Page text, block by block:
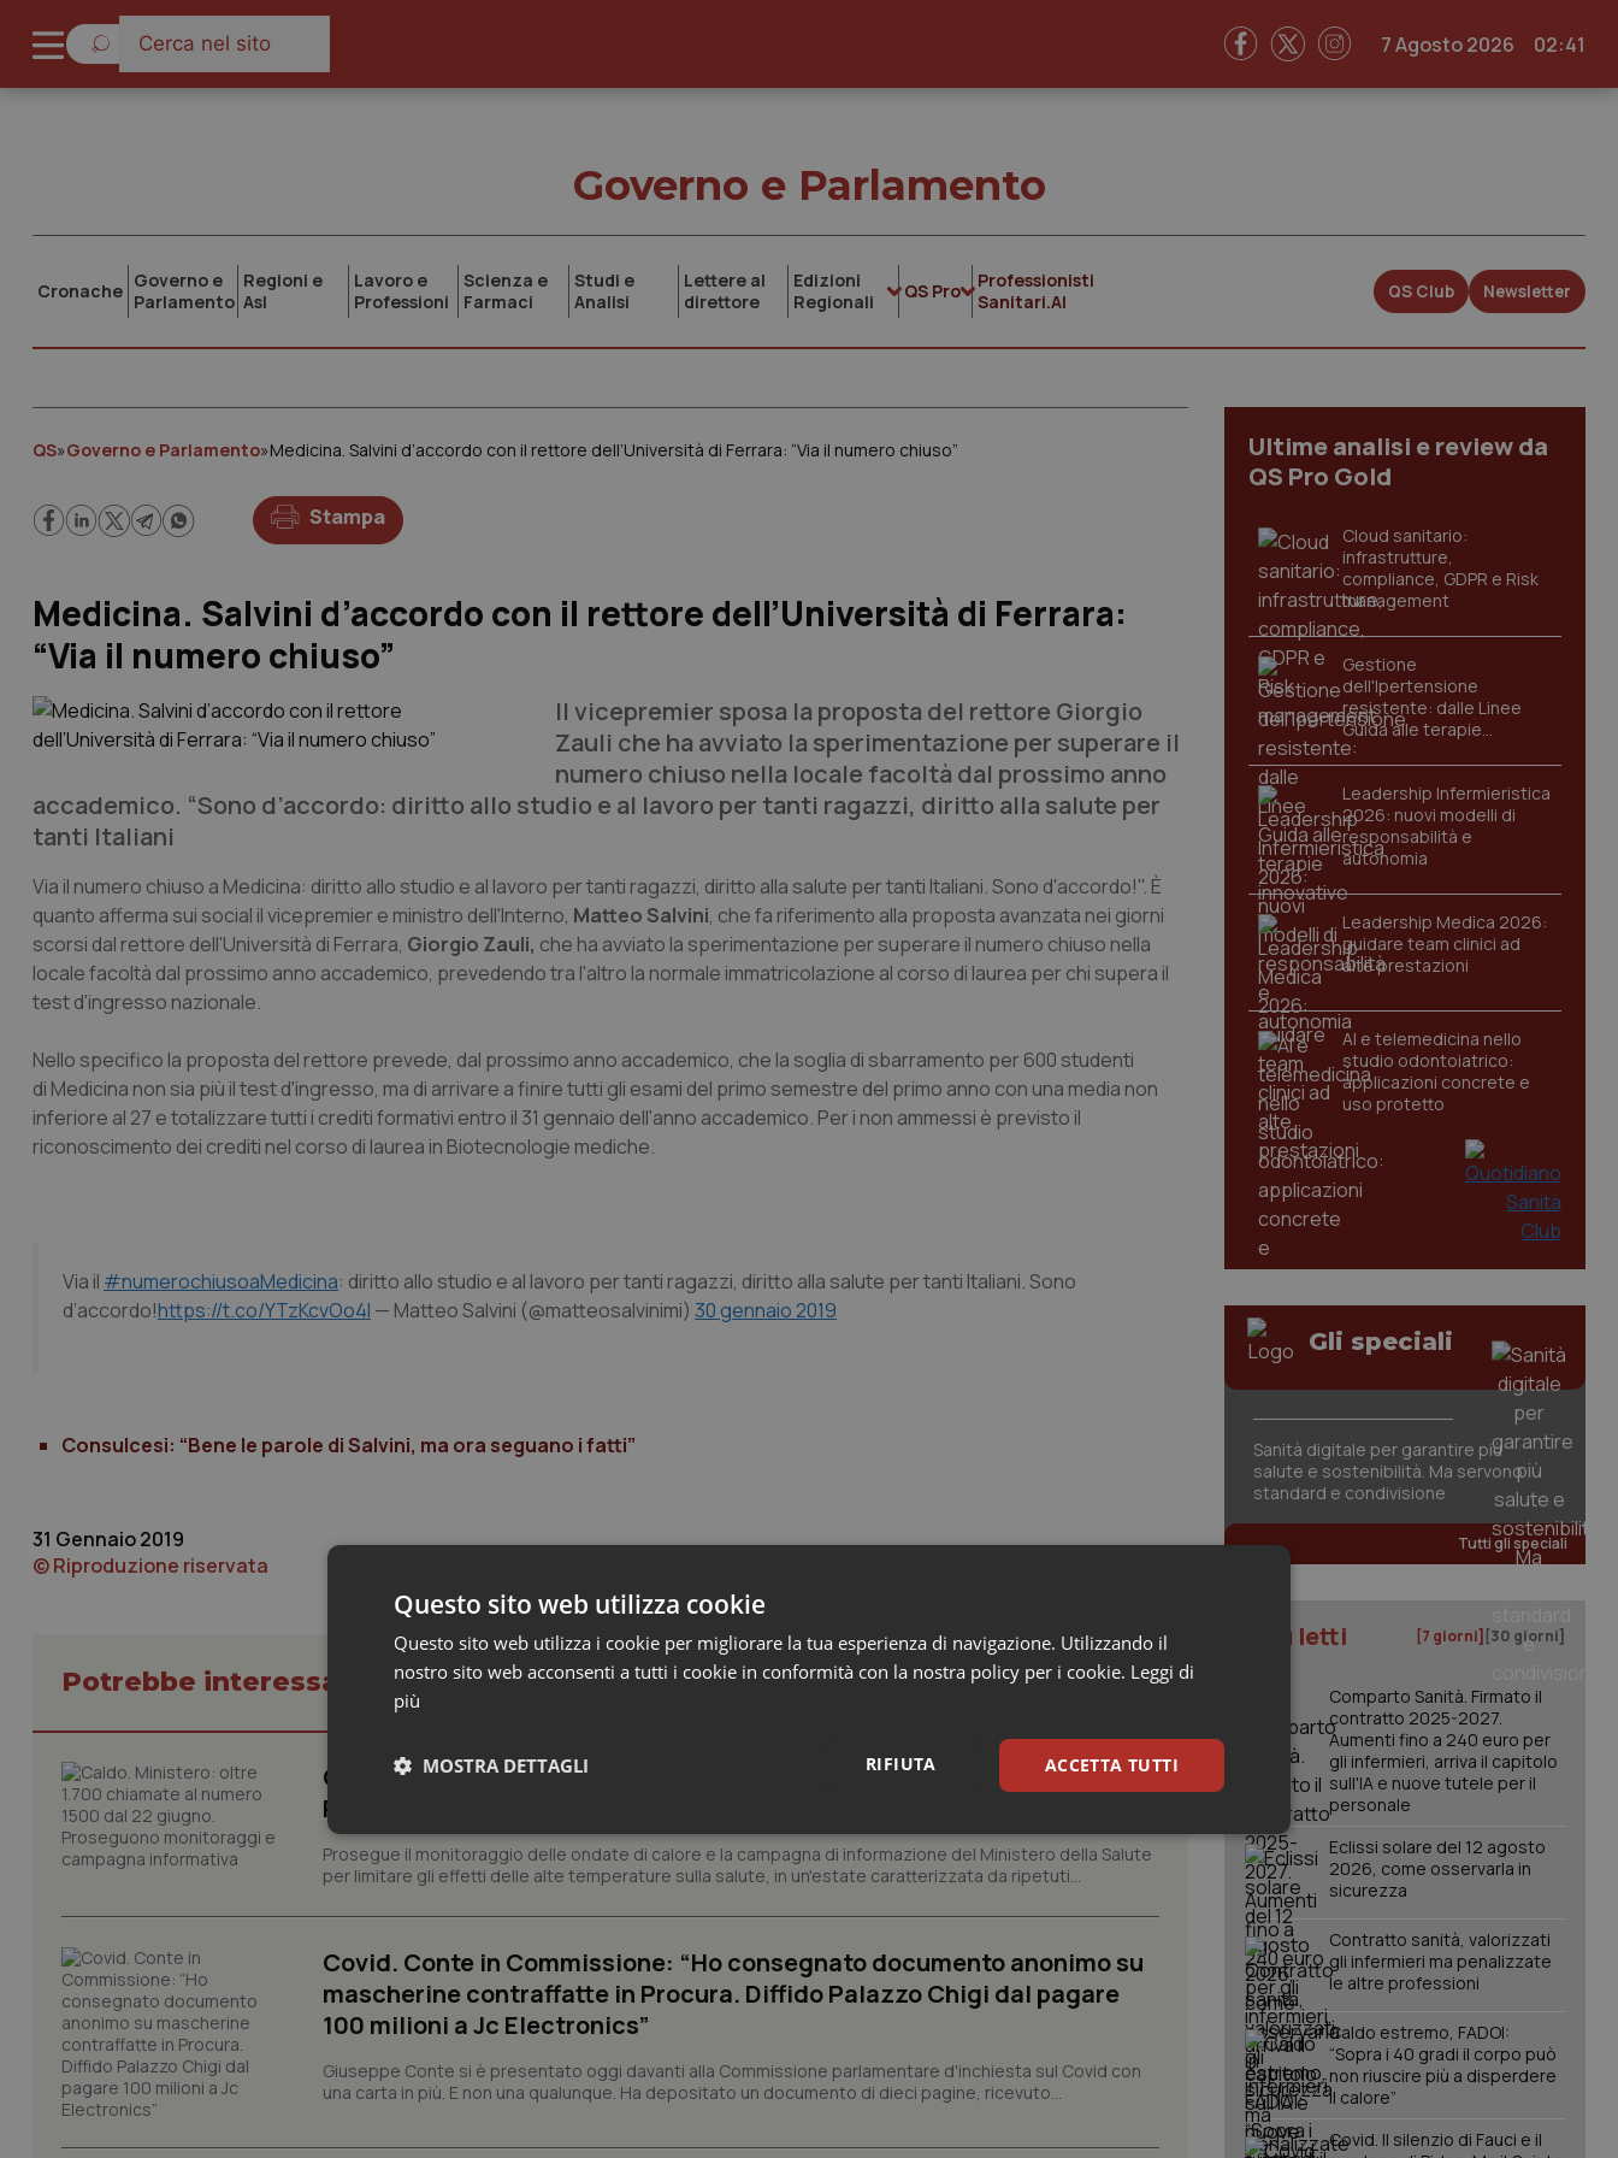
7 Agosto 2026 02:41
Governo e Parlamento
Cronache Governo e
Parlamento
Regioni e
Asl
Lavoro e
Professioni
Scienza e
Farmaci
Studi e
Analisi
Lettere al
direttore
Edizioni
Regionali
QS Pro
Professionisti
Sanitari.AI
QS Club Newsletter
QS»Governo e Parlamento»Medicina. Salvini d’accordo con il rettore dell’Università di Ferrara: “Via il numero chiuso”
Stampa
Medicina. Salvini d’accordo con il rettore dell’Università di Ferrara:
“Via il numero chiuso”
Il vicepremier sposa la proposta del rettore Giorgio
Zauli che ha avviato la sperimentazione per superare il
numero chiuso nella locale facoltà dal prossimo anno
accademico. “Sono d’accordo: diritto allo studio e al lavoro per tanti ragazzi, diritto alla salute per
tanti Italiani
Via il numero chiuso a Medicina: diritto allo studio e al lavoro per tanti ragazzi, diritto alla salute per tanti Italiani. Sono d'accordo!". È
quanto afferma sui social il vicepremier e ministro dell'Interno, Matteo Salvini, che fa riferimento alla proposta avanzata nei giorni
scorsi dal rettore dell'Università di Ferrara, Giorgio Zauli, che ha avviato la sperimentazione per superare il numero chiuso nella
locale facoltà dal prossimo anno accademico, prevedendo tra l'altro la normale immatricolazione al corso di laurea per chi supera il
test d'ingresso nazionale.
Nello specifico la proposta del rettore prevede, dal prossimo anno accademico, che la soglia di sbarramento per 600 studenti
di Medicina non sia più il test d'ingresso, ma di arrivare a finire tutti gli esami del primo semestre del primo anno con una media non
inferiore al 27 e totalizzare tutti i crediti formativi entro il 31 gennaio dell'anno accademico. Per i non ammessi è previsto il
riconoscimento dei crediti nel corso di laurea in Biotecnologie mediche.
Via il #numerochiusoaMedicina: diritto allo studio e al lavoro per tanti ragazzi, diritto alla salute per tanti Italiani. Sono
d’accordo!https://t.co/YTzKcvOo4I — Matteo Salvini (@matteosalvinimi) 30 gennaio 2019
Consulcesi: “Bene le parole di Salvini, ma ora seguano i fatti”
31 Gennaio 2019
© Riproduzione riservata
Potrebbe interessarti in Governo e Parlamento
Caldo. Ministero: oltre 1.700 chiamate al numero 1500 dal 22 giugno.
Proseguono monitoraggi e campagna informativa
Prosegue il monitoraggio delle ondate di calore e la campagna di informazione del Ministero della Salute
per limitare gli effetti delle alte temperature sulla salute, in un'estate caratterizzata da ripetuti...
Covid. Conte in Commissione: “Ho consegnato documento anonimo su
mascherine contraffatte in Procura. Diffido Palazzo Chigi dal pagare
100 milioni a Jc Electronics”
Giuseppe Conte si è presentato oggi davanti alla Commissione parlamentare d'inchiesta sul Covid con
una carta in più. E non una qualunque. Ha depositato un documento di dieci pagine, ricevuto...
Ultime analisi e review da
QS Pro Gold
Cloud sanitario:
infrastrutture,
compliance, GDPR e Risk
management
Gestione
dell'Ipertensione
resistente: dalle Linee
Guida alle terapie
innovative
Leadership Infermieristica
2026: nuovi modelli di
responsabilità e
autonomia
Leadership Medica 2026:
guidare team clinici ad
alte prestazioni
AI e telemedicina nello
studio odontoiatrico:
applicazioni concrete e
uso protetto
Gli speciali
Sanità digitale per garantire più
salute e sostenibilità. Ma servono
standard e condivisione
Tutti gli speciali
I più letti [7 giorni] [30 giorni]
Comparto Sanità. Firmato il
contratto 2025-2027.
Aumenti fino a 240 euro per
gli infermieri, arriva il capitolo
sull'IA e nuove tutele per il
personale
Eclissi solare del 12 agosto
2026, come osservarla in
sicurezza
Contratto sanità, valorizzati
gli infermieri ma penalizzate
le altre professioni
Caldo estremo, FADOI:
“Sopra i 40 gradi il corpo può
non riuscire più a disperdere
il calore”
Covid. Il silenzio di Fauci e il
Questo sito web utilizza cookie
Questo sito web utilizza i cookie per migliorare la tua esperienza di navigazione. Utilizzando il
nostro sito web acconsenti a tutti i cookie in conformità con la nostra policy per i cookie. Leggi di
più
ACCETTA TUTTI
RIFIUTA
MOSTRA DETTAGLI
Necessari Statistici Marketing
Necessari Statistici Marketing
e l'accesso alle aree protette del sito. Il sito web non è in grado di funzionare correttamente senza questi cookie.
Nome
Fornitore
Descrizione